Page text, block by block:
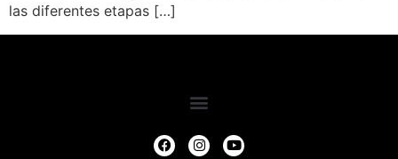
las diferentes etapas […]